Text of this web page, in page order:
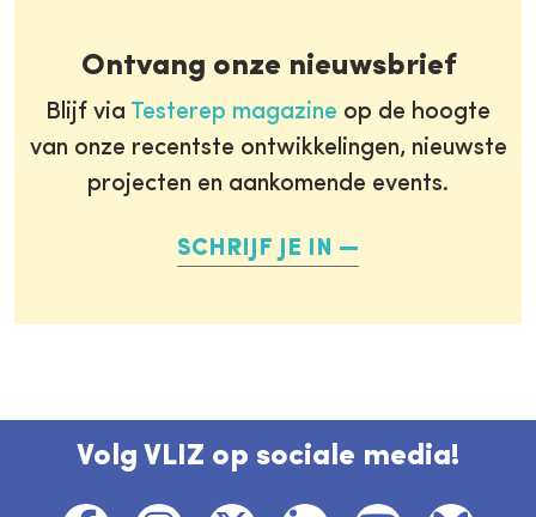
Ontvang onze nieuwsbrief
Blijf via Testerep magazine op de hoogte
van onze recentste ontwikkelingen, nieuwste
projecten en aankomende events.
SCHRIJF JE IN
Volg VLIZ op sociale media!